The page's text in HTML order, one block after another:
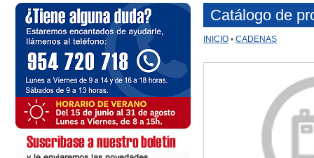
Catálogo de
INICIO • CADENAS